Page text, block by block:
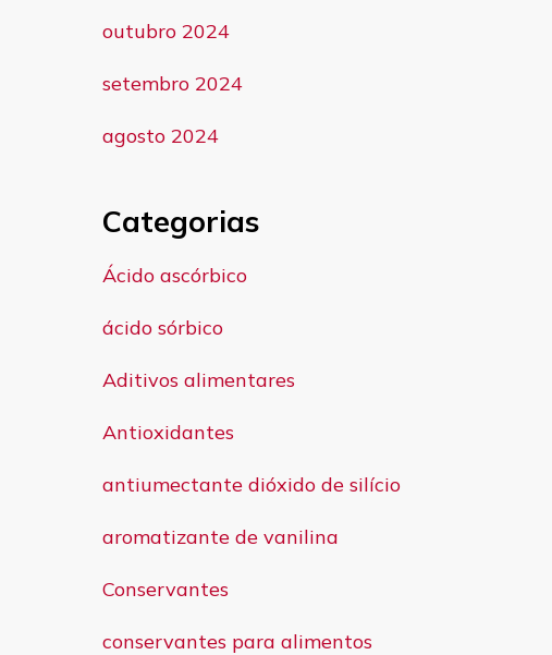
outubro 2024
setembro 2024
agosto 2024
Categorias
Ácido ascórbico
ácido sórbico
Aditivos alimentares
Antioxidantes
antiumectante dióxido de silício
aromatizante de vanilina
Conservantes
conservantes para alimentos